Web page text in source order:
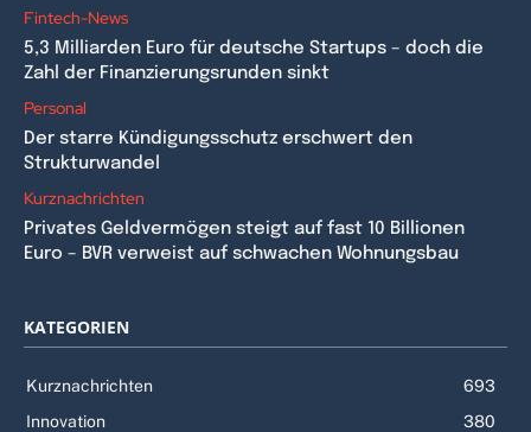
Fintech-News
5,3 Milliarden Euro für deutsche Startups – doch die
Zahl der Finanzierungsrunden sinkt
Personal
Der starre Kündigungsschutz erschwert den
Strukturwandel
Kurznachrichten
Privates Geldvermögen steigt auf fast 10 Billionen
Euro – BVR verweist auf schwachen Wohnungsbau
KATEGORIEN
Kurznachrichten
693
Innovation
380